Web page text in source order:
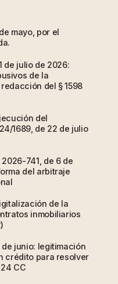
mayo, por el
de julio de 2026:
de la
del § 1598
del
1689, de 22 de julio
741, de 6 de
del arbitraje
de la
inmobiliarios
junio: legitimación
crédito para resolver
CC